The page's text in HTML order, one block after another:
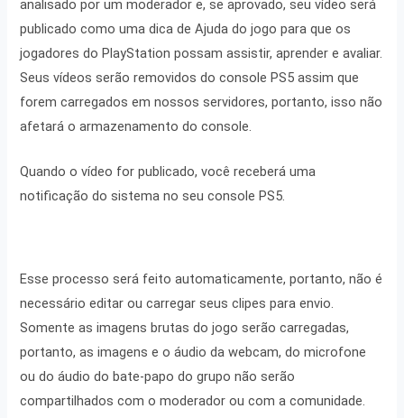
analisado por um moderador e, se aprovado, seu vídeo será
publicado como uma dica de Ajuda do jogo para que os
jogadores do PlayStation possam assistir, aprender e avaliar.
Seus vídeos serão removidos do console PS5 assim que
forem carregados em nossos servidores, portanto, isso não
afetará o armazenamento do console.
Quando o vídeo for publicado, você receberá uma
notificação do sistema no seu console PS5.
Esse processo será feito automaticamente, portanto, não é
necessário editar ou carregar seus clipes para envio.
Somente as imagens brutas do jogo serão carregadas,
portanto, as imagens e o áudio da webcam, do microfone
ou do áudio do bate-papo do grupo não serão
compartilhados com o moderador ou com a comunidade.